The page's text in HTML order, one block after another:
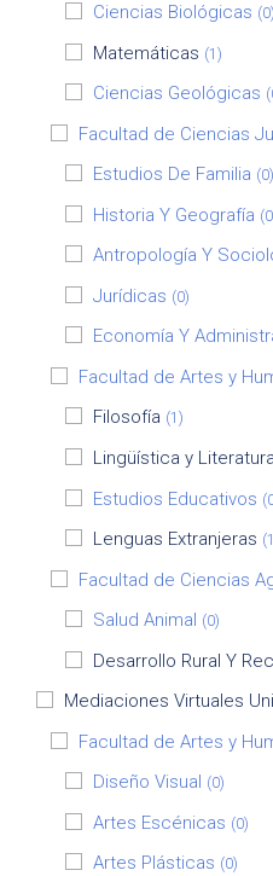
Ciencias Biológicas (0)
Matemáticas (1)
Ciencias Geológicas
Facultad de Ciencias
Estudios De Familia (0)
Historia Y Geografía
Antropología Y
Jurídicas (0)
Economía Y
Facultad de Artes y
Filosofía (1)
Lingüística y Literatura
Estudios Educativos
Lenguas Extranjeras
Facultad de Ciencias
Salud Animal (0)
Desarrollo Rural Y
Mediaciones Virtuales
Facultad de Artes y
Diseño Visual (0)
Artes Escénicas (0)
Artes Plásticas (0)